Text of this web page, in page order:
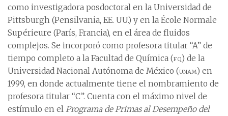
como investigadora posdoctoral en la Universidad de
Pittsburgh (Pensilvania, EE. UU.) y en la École Normale
Supérieure (París, Francia), en el área de fluidos
complejos. Se incorporó como profesora titular “A” de
tiempo completo a la Facultad de Química (fq) de la
Universidad Nacional Autónoma de México (unam) en
1999, en donde actualmente tiene el nombramiento de
profesora titular “C”. Cuenta con el máximo nivel de
estímulo en el Programa de Primas al Desempeño del